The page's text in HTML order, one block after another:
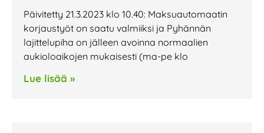
Päivitetty 21.3.2023 klo 10.40: Maksuautomaatin
korjaustyöt on saatu valmiiksi ja Pyhännän
lajittelupiha on jälleen avoinna normaalien
aukioloaikojen mukaisesti (ma-pe klo
Lue lisää »